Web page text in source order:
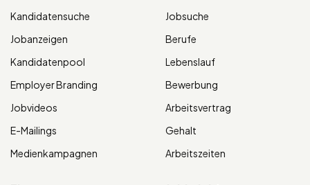
Kandidatensuche
Jobanzeigen
Kandidatenpool
Employer Branding
Jobvideos
E-Mailings
Medienkampagnen
Jobsuche
Berufe
Lebenslauf
Bewerbung
Arbeitsvertrag
Gehalt
Arbeitszeiten